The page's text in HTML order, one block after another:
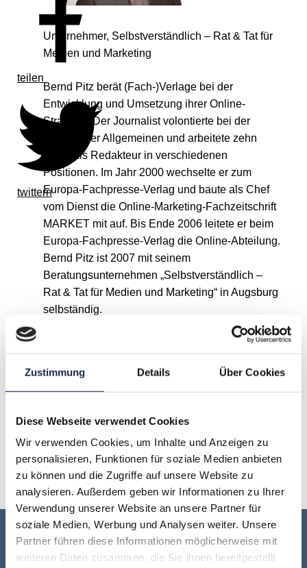
Zustimmung Details Über Cookies
Diese Webseite verwendet Cookies
Wir verwenden Cookies, um Inhalte und Anzeigen zu
personalisieren, Funktionen für soziale Medien anbieten
zu können und die Zugriffe auf unsere Website zu
analysieren. Außerdem geben wir Informationen zu Ihrer
Verwendung unserer Website an unsere Partner für
soziale Medien, Werbung und Analysen weiter. Unsere
Partner führen diese Informationen möglicherweise mit
weiteren Daten zusammen, die Sie ihnen bereitgestellt
teilen
twittern
Unternehmer, Selbstverständlich – Rat & Tat für
Medien und Marketing
Bernd Pitz berät (Fach-)Verlage bei der
Entwicklung und Umsetzung ihrer Online-
Strategie. Der Journalist volontierte bei der
Augsburger Allgemeinen und arbeitete zehn
Jahre als Redakteur in verschiedenen
Positionen. Im Jahr 2000 wechselte er zum
Europa-Fachpresse-Verlag und baute als Chef
vom Dienst die Online-Marketing-Fachzeitschrift
MARKET mit auf. Bis Ende 2006 leitete er beim
Europa-Fachpresse-Verlag die Online-Abteilung.
Bernd Pitz ist 2007 mit seinem
Beratungsunternehmen „Selbstverständlich –
Rat & Tat für Medien und Marketing“ in Augsburg
selbständig.
A D F G
O P Q R S T U
V W X Y Z
Keine Veranstaltung mehr verpassen: